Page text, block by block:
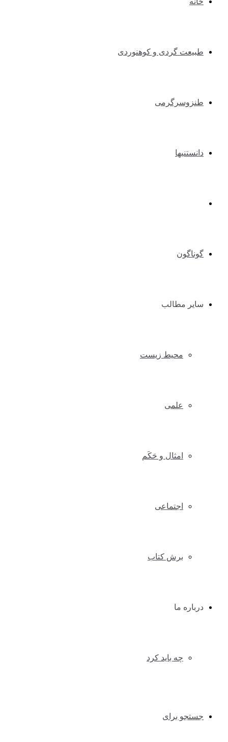
طبیعت گردی و کوهنوردی
طنزوسرگرمی
دانستنیها
گوناگون
سایر مطالب
محیط زیست
علمی
امثال و حَکَم
اجتماعی
برش کتاب
درباره ما
چه باید کرد
جستجو برای